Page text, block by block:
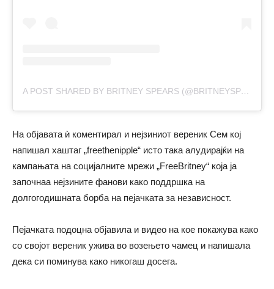
A POST SHARED BY BRITNEY SPEARS (@BRITNEYSPEARS)
На објавата ѝ коментирал и нејзиниот вереник Сем кој
напишал хаштаг „freethenipple“ исто така алудирајќи на
кампањата на социјалните мрежи „FreeBritney“ која ја
започнаа нејзините фанови како поддршка на
долгогодишната борба на пејачката за независност.
Пејачката подоцна објавила и видео на кое покажува како
со својот вереник ужива во возењето чамец и напишала
дека си поминува како никогаш досега.